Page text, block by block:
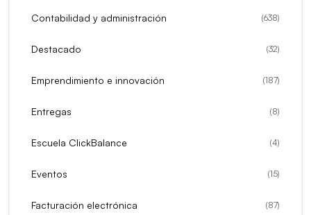
Contabilidad y administración (638)
Destacado (32)
Emprendimiento e innovación (187)
Entregas (8)
Escuela ClickBalance (4)
Eventos (15)
Facturación electrónica (87)